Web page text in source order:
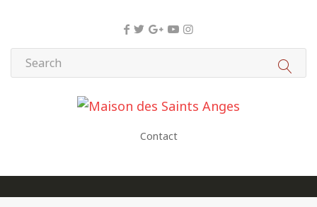
Contact